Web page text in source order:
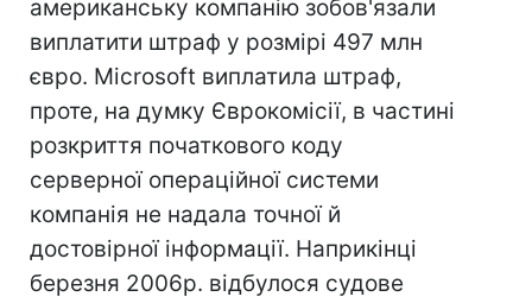
американську компанію зобов'язали
виплатити штраф у розмірі 497 млн
євро. Microsoft виплатила штраф,
проте, на думку Єврокомісії, в частині
розкриття початкового коду
серверної операційної системи
компанія не надала точної й
достовірної інформації. Наприкінці
березня 2006р. відбулося судове